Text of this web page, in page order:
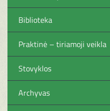
Biblioteka
Praktinė – tiriamoji veikla
Stovyklos
Archyvas